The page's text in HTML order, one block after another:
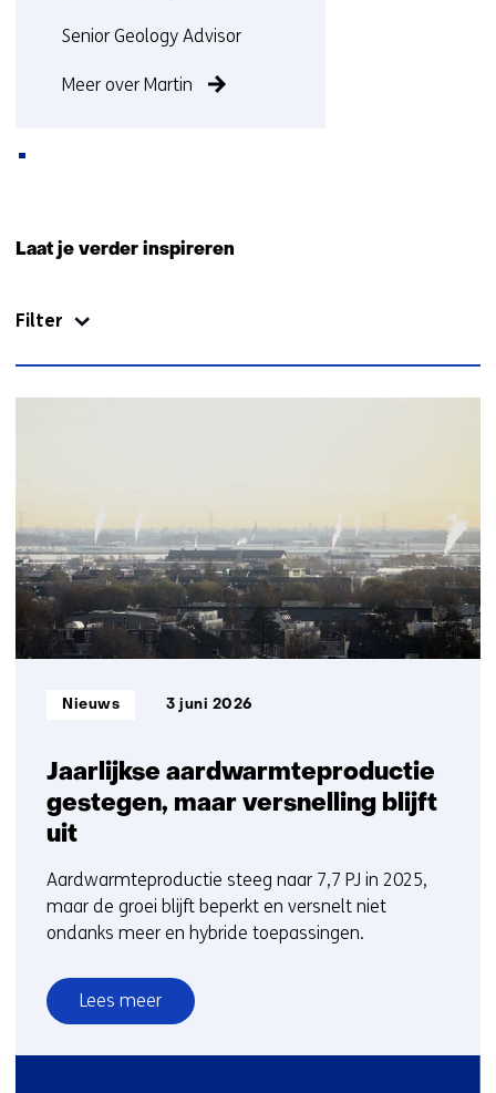
Functie:
Senior Geology Advisor
Meer over Martin
op)
Laat je verder inspireren
Filter
5
Jaarlijkse aardwarmteproductie
gestegen, maar versnelling blijft
uit
Informatietype:
Nieuws 3 juni 2026
Aardwarmteproductie steeg naar 7,7 PJ in 2025,
maar de groei blijft beperkt en versnelt niet
ondanks meer en hybride toepassingen.
Lees meer
over
Jaarlijkse